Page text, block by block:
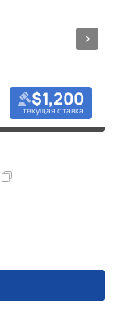
$1,200
текущая ставка